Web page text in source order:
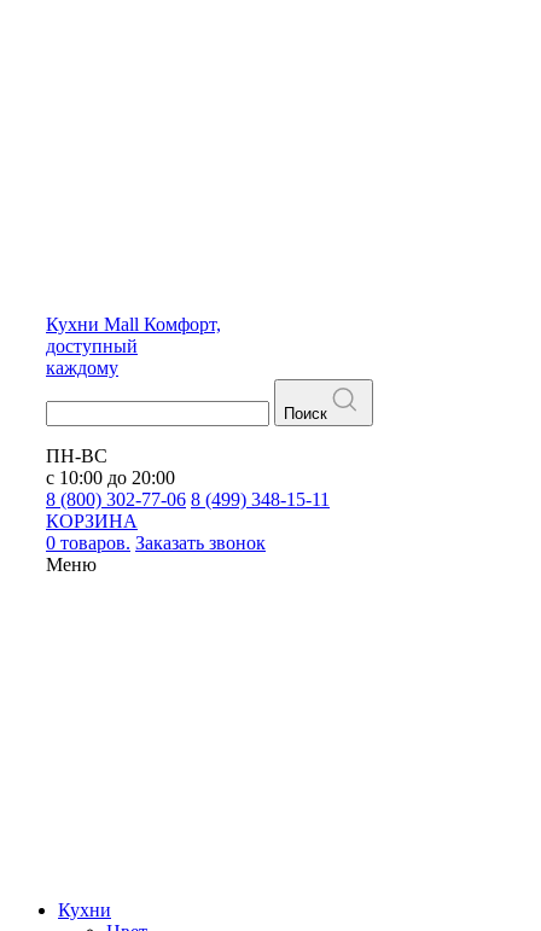
Кухни Mall Комфорт,
доступный
каждому
Поиск
ПН-ВС
с 10:00 до 20:00
8 (800) 302-77-06 8 (499) 348-15-11
КОРЗИНА
0 товаров. Заказать звонок
Меню
Кухни